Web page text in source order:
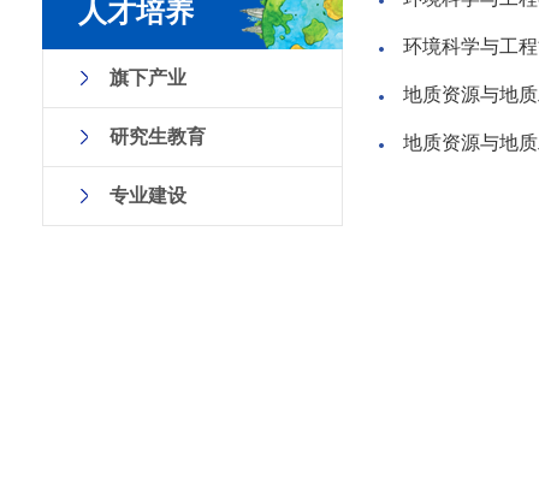
人才培养
旗下产业
研究生教育
专业建设
环境科学与工
地质资源与地
地质资源与地